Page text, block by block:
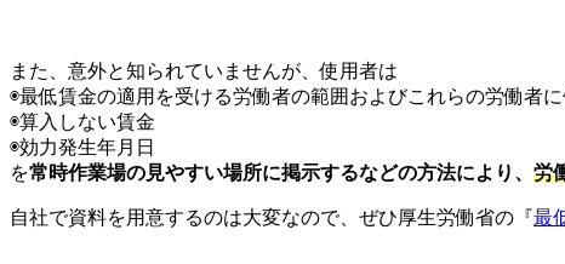
また、意外と知られていませんが、使用者は
◉最低賃金の適用を受ける労働者の範囲およびこれらの労働者
◉算入しない賃金
◉効力発生年月日
を常時作業場の見やすい場所に掲示するなどの方法により、 労
自社で資料を用意するのは大変なので、ぜひ厚生労働省の『最